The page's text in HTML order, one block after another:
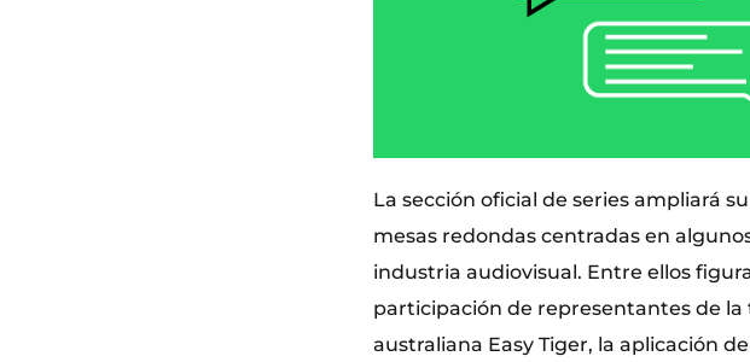
La sección oficial de series ampliará
mesas redondas centradas en
industria audiovisual. Entre ellos
participación de representantes de
australiana Easy Tiger, la aplicación